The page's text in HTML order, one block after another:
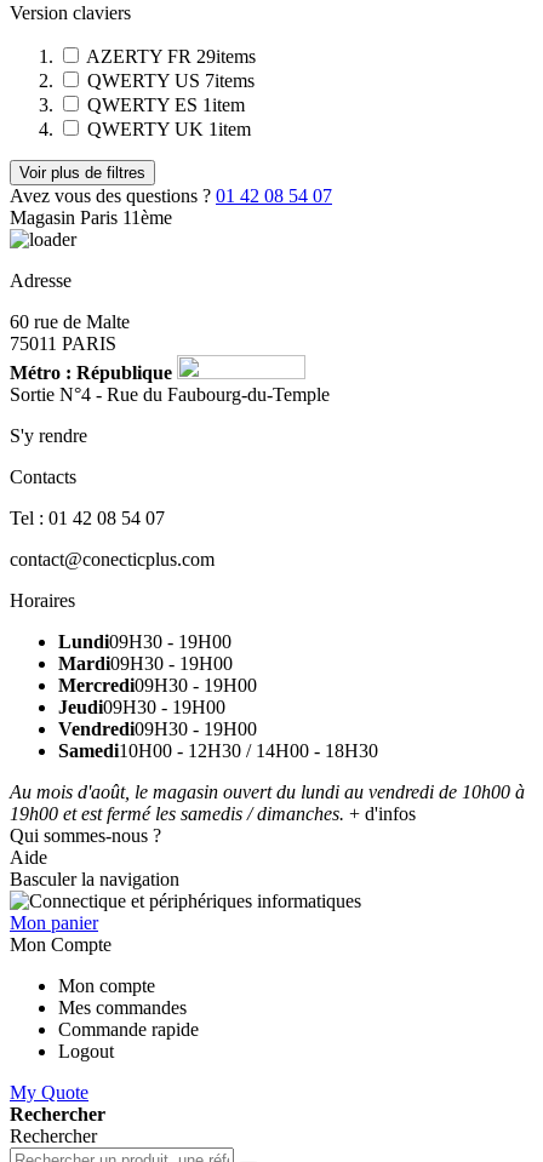
Version claviers
AZERTY FR 29items
QWERTY US 7items
QWERTY ES 1item
QWERTY UK 1item
Voir plus de filtres
Avez vous des questions ? 01 42 08 54 07
Magasin Paris 11ème
Adresse
60 rue de Malte
75011 PARIS
Métro : République
Sortie N°4 - Rue du Faubourg-du-Temple
S'y rendre
Contacts
Tel : 01 42 08 54 07
contact@conecticplus.com
Horaires
Lundi09H30 - 19H00
Mardi09H30 - 19H00
Mercredi09H30 - 19H00
Jeudi09H30 - 19H00
Vendredi09H30 - 19H00
Samedi10H00 - 12H30 / 14H00 - 18H30
Au mois d'août, le magasin ouvert du lundi au vendredi de 10h00 à
19h00 et est fermé les samedis / dimanches. + d'infos
Qui sommes-nous ?
Aide
Basculer la navigation
Mon panier
Mon Compte
Mon compte
Mes commandes
Commande rapide
Logout
My Quote
Rechercher
Rechercher